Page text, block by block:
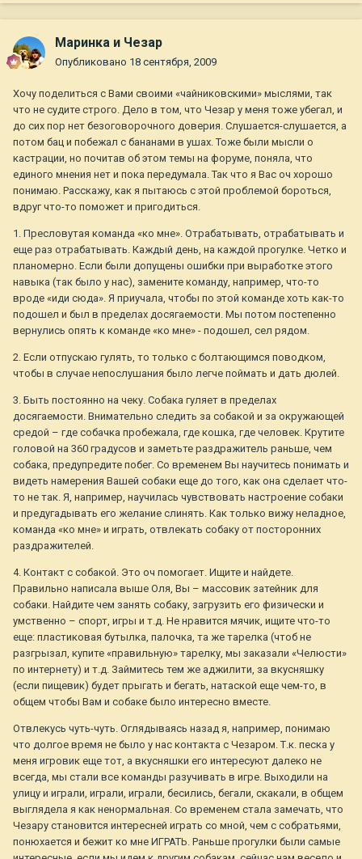
Маринка и Чезар
Опубликовано 18 сентября, 2009
Хочу поделиться с Вами своими «чайниковскими» мыслями, так
что не судите строго. Дело в том, что Чезар у меня тоже убегал, и
до сих пор нет безоговорочного доверия. Слушается-слушается, а
потом бац и побежал с бананами в ушах. Тоже были мысли о
кастрации, но почитав об этом темы на форуме, поняла, что
единого мнения нет и пока передумала. Так что я Вас оч хорошо
понимаю. Расскажу, как я пытаюсь с этой проблемой бороться,
вдруг что-то поможет и пригодиться.
1. Пресловутая команда «ко мне». Отрабатывать, отрабатывать и
еще раз отрабатывать. Каждый день, на каждой прогулке. Четко и
планомерно. Если были допущены ошибки при выработке этого
навыка (так было у нас), замените команду, например, что-то
вроде «иди сюда». Я приучала, чтобы по этой команде хоть как-то
подошел и был в пределах досягаемости. Мы потом постепенно
вернулись опять к команде «ко мне» - подошел, сел рядом.
2. Если отпускаю гулять, то только с болтающимся поводком,
чтобы в случае непослушания было легче поймать и дать дюлей.
3. Быть постоянно на чеку. Собака гуляет в пределах
досягаемости. Внимательно следить за собакой и за окружающей
средой – где собачка пробежала, где кошка, где человек. Крутите
головой на 360 градусов и заметьте раздражитель раньше, чем
собака, предупредите побег. Со временем Вы научитесь понимать и
видеть намерения Вашей собаки еще до того, как она сделает что-
то не так. Я, например, научилась чувствовать настроение собаки
и предугадывать его желание слинять. Как только вижу неладное,
команда «ко мне» и играть, отвлекать собаку от посторонних
раздражителей.
4. Контакт с собакой. Это оч помогает. Ищите и найдете.
Правильно написала выше Оля, Вы – массовик затейник для
собаки. Найдите чем занять собаку, загрузить его физически и
умственно – спорт, игры и т.д. Не нравится мячик, ищите что-то
еще: пластиковая бутылка, палочка, та же тарелка (чтоб не
разгрызал, купите «правильную» тарелку, мы заказали «Челюсти»
по интернету) и т.д. Займитесь тем же аджилити, за вкусняшку
(если пищевик) будет прыгать и бегать, натаской еще чем-то, в
общем чтобы Вам и собаке было интересно вместе.
Отвлекусь чуть-чуть. Оглядываясь назад я, например, понимаю
что долгое время не было у нас контакта с Чезаром. Т.к. песка у
меня игровик еще тот, а вкусняшки его интересуют далеко не
всегда, мы стали все команды разучивать в игре. Выходили на
улицу и играли, играли, играли, бесились, бегали, скакали, в общем
выглядела я как ненормальная. Со временем стала замечать, что
Чезару становится интересней играть со мной, чем с собратьями,
понюхается и бежит ко мне ИГРАТЬ. Раньше прогулки были самые